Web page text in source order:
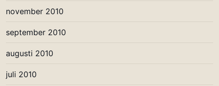
november 2010
september 2010
augusti 2010
juli 2010